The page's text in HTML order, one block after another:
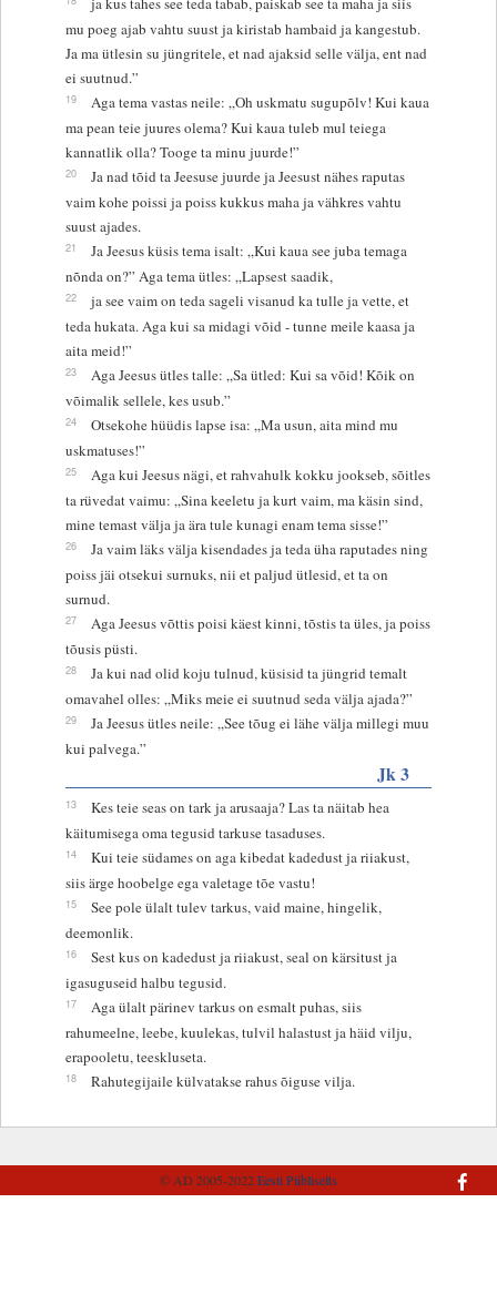
mu poeg ajab vahtu suust ja kiristab hambaid ja kangestub.
Ja ma ütlesin su jüngritele, et nad ajaksid selle välja, ent nad
ei suutnud.”
19
Aga tema vastas neile: „Oh uskmatu sugupõlv! Kui kaua
ma pean teie juures olema? Kui kaua tuleb mul teiega
kannatlik olla? Tooge ta minu juurde!”
20
Ja nad tõid ta Jeesuse juurde ja Jeesust nähes raputas
vaim kohe poissi ja poiss kukkus maha ja vähkres vahtu
suust ajades.
21
Ja Jeesus küsis tema isalt: „Kui kaua see juba temaga
nõnda on?” Aga tema ütles: „Lapsest saadik,
22
ja see vaim on teda sageli visanud ka tulle ja vette, et
teda hukata. Aga kui sa midagi võid - tunne meile kaasa ja
aita meid!”
23
Aga Jeesus ütles talle: „Sa ütled: Kui sa võid! Kõik on
võimalik sellele, kes usub.”
24
Otsekohe hüüdis lapse isa: „Ma usun, aita mind mu
uskmatuses!”
25
Aga kui Jeesus nägi, et rahvahulk kokku jookseb, sõitles
ta rüvedat vaimu: „Sina keeletu ja kurt vaim, ma käsin sind,
mine temast välja ja ära tule kunagi enam tema sisse!”
26
Ja vaim läks välja kisendades ja teda üha raputades ning
poiss jäi otsekui surnuks, nii et paljud ütlesid, et ta on
surnud.
27
Aga Jeesus võttis poisi käest kinni, tõstis ta üles, ja poiss
tõusis püsti.
28
Ja kui nad olid koju tulnud, küsisid ta jüngrid temalt
omavahel olles: „Miks meie ei suutnud seda välja ajada?”
29
Ja Jeesus ütles neile: „See tõug ei lähe välja millegi muu
kui palvega.”
Jk 3
13
Kes teie seas on tark ja arusaaja? Las ta näitab hea
käitumisega oma tegusid tarkuse tasaduses.
14
Kui teie südames on aga kibedat kadedust ja riiakust,
siis ärge hoobelge ega valetage tõe vastu!
15
See pole ülalt tulev tarkus, vaid maine, hingelik,
deemonlik.
16
Sest kus on kadedust ja riiakust, seal on kärsitust ja
igasuguseid halbu tegusid.
17
Aga ülalt pärinev tarkus on esmalt puhas, siis
rahumeelne, leebe, kuulekas, tulvil halastust ja häid vilju,
erapooletu, teeskluseta.
18 Rahutegijaile külvatakse rahus õiguse vilja.
© AD 2005-2022Eesti Piibliselts